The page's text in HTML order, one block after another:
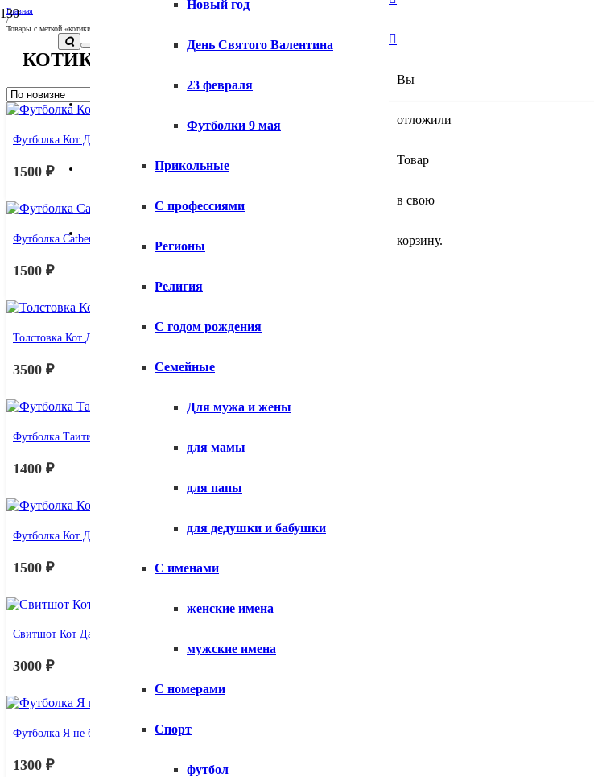
Новый год
День Святого Валентина
23 февраля
Футболки 9 мая
Прикольные
С профессиями
Регионы
Религия
С годом рождения
Семейные
Для мужа и жены
для мамы
для папы
для дедушки и бабушки
С именами
женские имена
мужские имена
С номерами
Спорт
футбол
Вы
отложили
Товар
в свою
корзину.
Главная
/
Товары с меткой «котики»
КОТИКИ
Футболка Кот Да Винчик
1500 ₽
Футболка Catbernet
1500 ₽
Толстовка Кот Да Винчи
3500 ₽
Футболка Таити Таити
1400 ₽
Футболка Кот Да Винчи женская
1500 ₽
Свитшот Кот Да Винчи
3000 ₽
Футболка Я не буду проще
1300 ₽